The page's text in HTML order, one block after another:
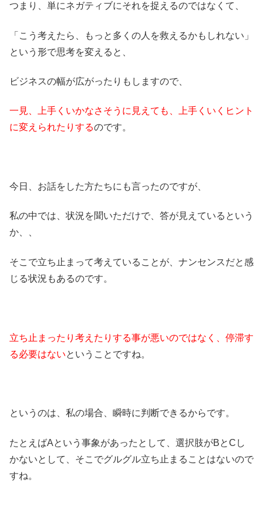
つまり、単にネガティブにそれを捉えるのではなくて、
「こう考えたら、もっと多くの人を救えるかもしれない」
という形で思考を変えると、
ビジネスの幅が広がったりもしますので、
一見、上手くいかなさそうに見えても、上手くいくヒント
に変えられたりするのです。
今日、お話をした方たちにも言ったのですが、
私の中では、状況を聞いただけで、答が見えているという
か、、
そこで立ち止まって考えていることが、ナンセンスだと感
じる状況もあるのです。
立ち止まったり考えたりする事が悪いのではなく、停滞す
る必要はないということですね。
というのは、私の場合、瞬時に判断できるからです。
たとえばAという事象があったとして、選択肢がBとCし
かないとして、そこでグルグル立ち止まることはないので
すね。